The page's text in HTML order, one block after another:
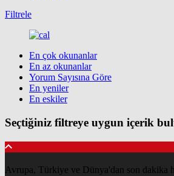
Filtrele
En çok okunanlar
En az okunanlar
Yorum Sayısına Göre
En yeniler
En eskiler
Seçtiğiniz filtreye uygun içerik
Avrupa, Türkiye ve Dünya'dan son dakika